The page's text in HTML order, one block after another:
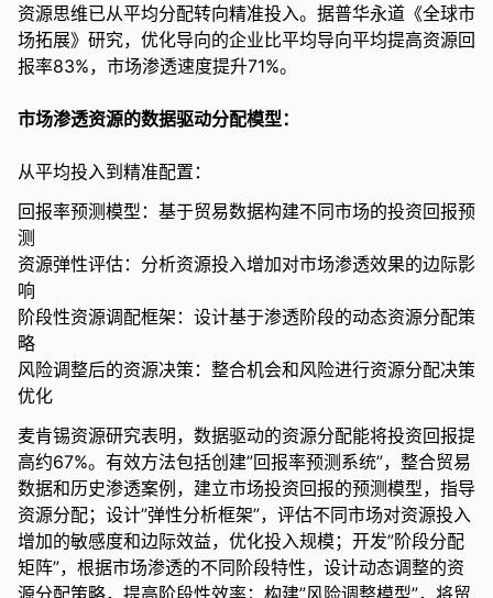
资源思维已从平均分配转向精准投入。据普华永道《全球市
场拓展》研究，优化导向的企业比平均导向平均提高资源回
报率83%，市场渗透速度提升71%。
市场渗透资源的数据驱动分配模型：
从平均投入到精准配置：
回报率预测模型：基于贸易数据构建不同市场的投资回报预
测
资源弹性评估：分析资源投入增加对市场渗透效果的边际影
响
阶段性资源调配框架：设计基于渗透阶段的动态资源分配策
略
风险调整后的资源决策：整合机会和风险进行资源分配决策
优化
麦肯锡资源研究表明，数据驱动的资源分配能将投资回报提
高约67%。有效方法包括创建”回报率预测系统”，整合贸易
数据和历史渗透案例，建立市场投资回报的预测模型，指导
资源分配；设计”弹性分析框架”，评估不同市场对资源投入
增加的敏感度和边际效益，优化投入规模；开发”阶段分配
矩阵”，根据市场渗透的不同阶段特性，设计动态调整的资
源分配策略，提高阶段性效率；构建”风险调整模型”，将贸